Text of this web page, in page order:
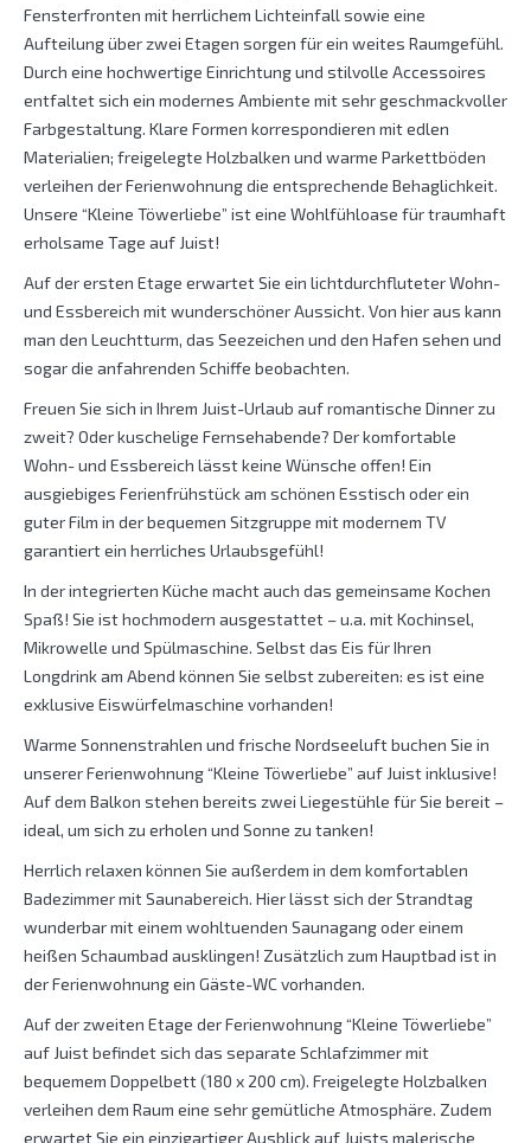
Fensterfronten mit herrlichem Lichteinfall sowie eine
Aufteilung über zwei Etagen sorgen für ein weites Raumgefühl.
Durch eine hochwertige Einrichtung und stilvolle Accessoires
entfaltet sich ein modernes Ambiente mit sehr geschmackvoller
Farbgestaltung. Klare Formen korrespondieren mit edlen
Materialien; freigelegte Holzbalken und warme Parkettböden
verleihen der Ferienwohnung die entsprechende Behaglichkeit.
Unsere “Kleine Töwerliebe” ist eine Wohlfühloase für traumhaft
erholsame Tage auf Juist!
Auf der ersten Etage erwartet Sie ein lichtdurchfluteter Wohn-
und Essbereich mit wunderschöner Aussicht. Von hier aus kann
man den Leuchtturm, das Seezeichen und den Hafen sehen und
sogar die anfahrenden Schiffe beobachten.
Freuen Sie sich in Ihrem Juist-Urlaub auf romantische Dinner zu
zweit? Oder kuschelige Fernsehabende? Der komfortable
Wohn- und Essbereich lässt keine Wünsche offen! Ein
ausgiebiges Ferienfrühstück am schönen Esstisch oder ein
guter Film in der bequemen Sitzgruppe mit modernem TV
garantiert ein herrliches Urlaubsgefühl!
In der integrierten Küche macht auch das gemeinsame Kochen
Spaß! Sie ist hochmodern ausgestattet – u.a. mit Kochinsel,
Mikrowelle und Spülmaschine. Selbst das Eis für Ihren
Longdrink am Abend können Sie selbst zubereiten: es ist eine
exklusive Eiswürfelmaschine vorhanden!
Warme Sonnenstrahlen und frische Nordseeluft buchen Sie in
unserer Ferienwohnung “Kleine Töwerliebe” auf Juist inklusive!
Auf dem Balkon stehen bereits zwei Liegestühle für Sie bereit –
ideal, um sich zu erholen und Sonne zu tanken!
Herrlich relaxen können Sie außerdem in dem komfortablen
Badezimmer mit Saunabereich. Hier lässt sich der Strandtag
wunderbar mit einem wohltuenden Saunagang oder einem
heißen Schaumbad ausklingen! Zusätzlich zum Hauptbad ist in
der Ferienwohnung ein Gäste-WC vorhanden.
Auf der zweiten Etage der Ferienwohnung “Kleine Töwerliebe”
auf Juist befindet sich das separate Schlafzimmer mit
bequemem Doppelbett (180 x 200 cm). Freigelegte Holzbalken
verleihen dem Raum eine sehr gemütliche Atmosphäre. Zudem
erwartet Sie ein einzigartiger Ausblick auf Juists malerische